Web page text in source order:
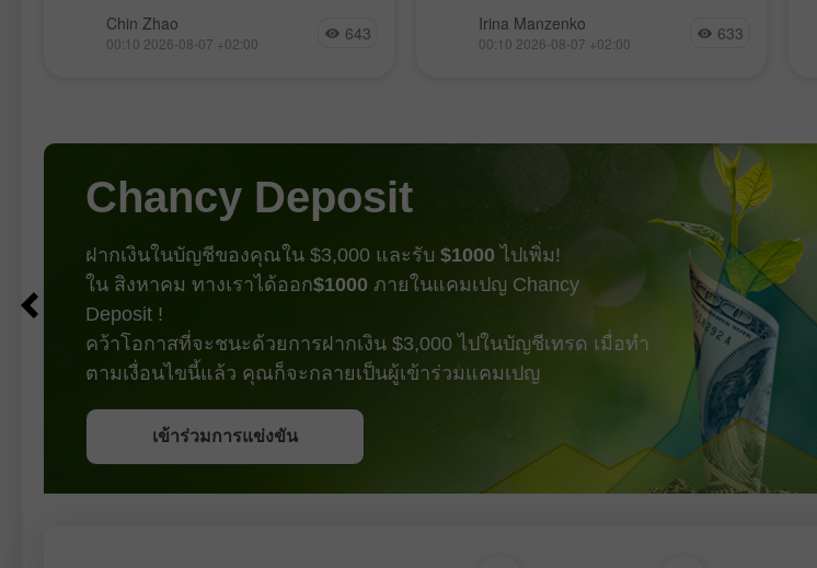
ของ Donald Trump ยังคงเคลื่อนไปใน
ทิศทางลบ และสงครามกับอิหร่านก็เข้าสู่
กับ Trump เขาจำเป็นต้องได้ชัยชนะเด็ด
ได้) หรือไม่ก็ต้องบรรลุข้อตกลงด้าน
นิวเคลียร์กับอิหร่าน (ซึ่งในเชิงหลักการก็
แทบเป็นไปไม่ได้เช่นกัน) อย่างไรก็ตาม
Chin Zhao
00:10 2026-08-07 +02:00 643
คู่สกุลเงิน USD/JPY ยังคงเคลื่อนไหวใน
ทิศทางขาขึ้นเป็นวันที่สามติดต่อกัน การ
ระยะยาว ภายในไม่กี่วัน คู่เงินนี้ร่วงลง
มากกว่า 850 pips จากระดับ 163.90 ลง
Irina Manzenko
00:10 2026-08-07 +02:00 633
เข้าร่วมการแข่งขัน
Chancy Deposit
ฝากเงินในบัญชีของคุณใน $3,000 และรับ $1000 ไปเพิ่ม!
ใน สิงหาคม ทางเราได้ออก$1000 ภายในแคมเปญ Chancy
Deposit !
คว้าโอกาสที่จะชนะด้วยการฝากเงิน $3,000 ไปในบัญชีเทรด เมื่อทำ
ตามเงื่อนไขนี้แล้ว คุณก็จะกลายเป็นผู้เข้าร่วมแคมเปญ
เข้าร่วมการแข่งขัน
เข้าร่วมการแข่งขัน
รับโบนัส